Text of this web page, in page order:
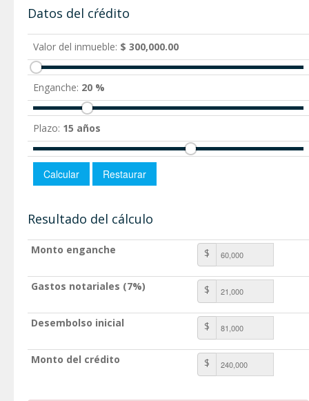
Datos del cŕédito
Valor del inmueble: $ 300,000.00
Enganche: 20 %
Plazo: 15 años
Resultado del cálculo
Monto enganche $
Gastos notariales (7%) $
Desembolso inicial $
Monto del crédito $